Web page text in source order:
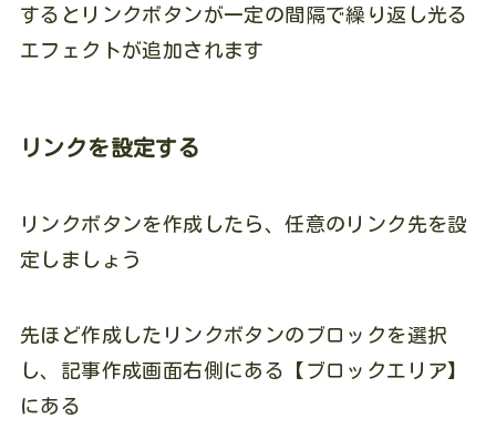
するとリンクボタンが一定の間隔で繰り返し光る
エフェクトが追加されます
リンクを設定する
リンクボタンを作成したら、任意のリンク先を設
定しましょう
先ほど作成したリンクボタンのブロックを選択
し、記事作成画面右側にある【ブロックエリア】
にある